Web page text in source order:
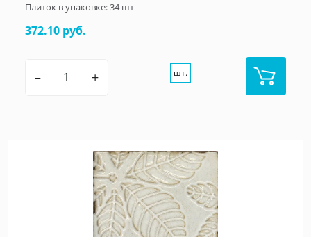
Плиток в упаковке:34шт
372.10 руб.
– + шт.